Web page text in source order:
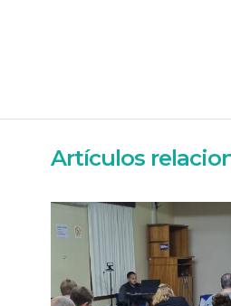
Artículos